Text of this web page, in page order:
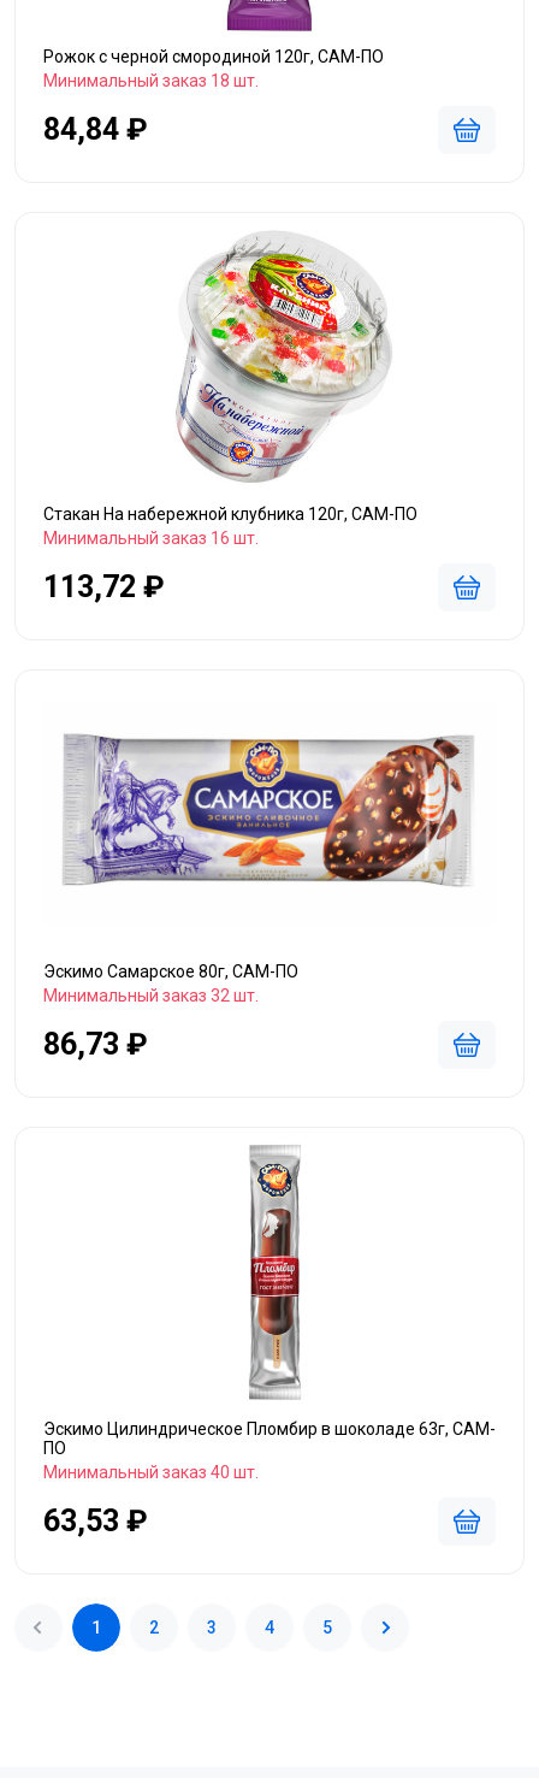
Рожок с черной смородиной 120г, САМ-ПО
Минимальный заказ 18 шт.
84,84 ₽
Стакан На набережной клубника 120г, САМ-ПО
Минимальный заказ 16 шт.
113,72 ₽
Эскимо Самарское 80г, САМ-ПО
Минимальный заказ 32 шт.
86,73 ₽
Эскимо Цилиндрическое Пломбир в шоколаде 63г, САМ-
ПО
Минимальный заказ 40 шт.
63,53 ₽
1 2 3 4 5